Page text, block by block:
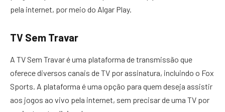
pela internet, por meio do Algar Play.
TV Sem Travar
A TV Sem Travar é uma plataforma de transmissão que
oferece diversos canais de TV por assinatura, incluindo o Fox
Sports. A plataforma é uma opção para quem deseja assistir
aos jogos ao vivo pela internet, sem precisar de uma TV por